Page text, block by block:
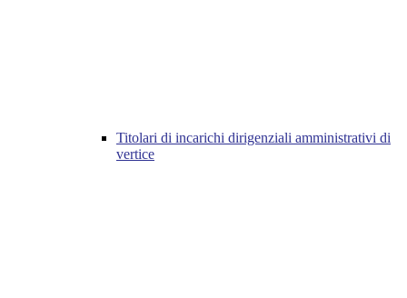
Titolari di incarichi dirigenziali amministrativi di
vertice